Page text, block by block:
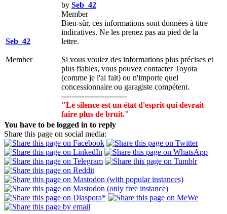
Seb_42
Member
by Seb_42
Member
Bien-sûr, ces informations sont données à titre
indicatives. Ne les prenez pas au pied de la
lettre.
Si vous voulez des informations plus précises et
plus fiables, vous pouvez contacter Toyota
(comme je l'ai fait) ou n'importe quel
concessionnaire ou garagiste compétent.
--------------------------
"Le silence est un état d'esprit qui devrait
faire plus de bruit."
You have to be logged in to reply
Share this page on social media: